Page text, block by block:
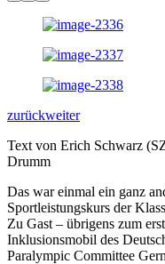
zurückweiter
Text von Erich Schwarz
Drumm
Das war einmal ein ganz
Sportleistungskurs der
Zu Gast – übrigens zum
Inklusionsmobil des
Paralympic Committee